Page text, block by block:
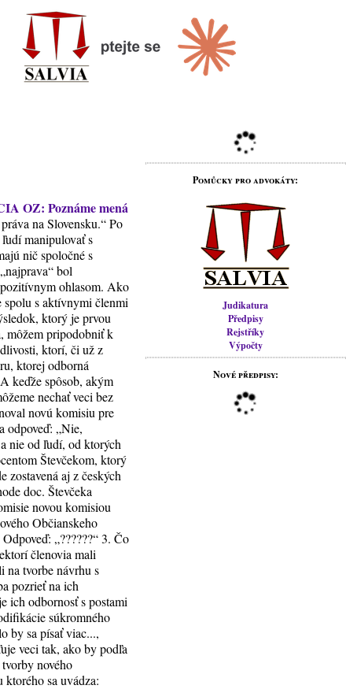
Pomůcky pro advokáty:
Judikatura
Předpisy
Rejstříky
Výpočty
Nové předpisy:
OZ: Poznáme mená
na Slovensku.“ Po
manipulovať s
nič spoločné s
bol
ohlasom. Ako
spolu s aktívnymi členmi
ktorý je prvou
môžem pripodobniť k
ktorí, či už z
ktorej odborná
keďže spôsob, akým
nechať veci bez
novú komisiu pre
odpoveď: „Nie,
nie od ľudí, od ktorých
Števčekom, ktorý
zostavená aj z českých
doc. Števčeka
novou komisiou
Občianskeho
„??????“ 3. Čo
členovia mali
na tvorbe návrhu s
pozrieť na ich
ich odbornosť s postami
súkromného
by sa písať viac...,
veci tak, ako by podľa
nového
sa uvádza: